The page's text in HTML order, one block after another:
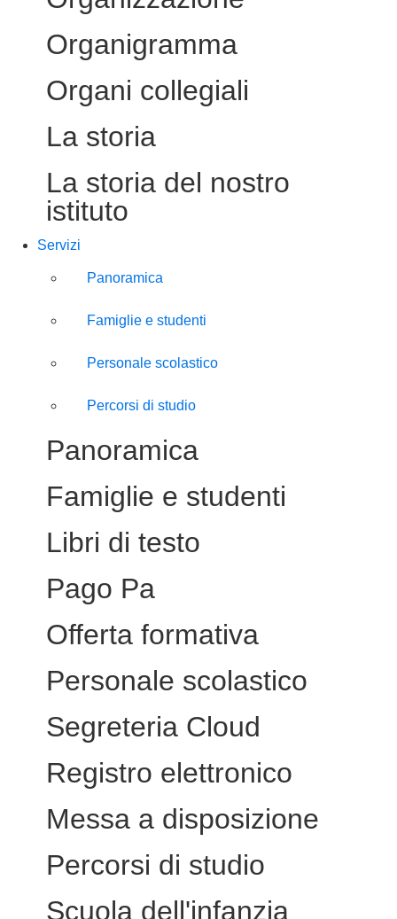
Organigramma
Organi collegiali
La storia
La storia del nostro
istituto
Servizi
Panoramica
Famiglie e studenti
Personale scolastico
Percorsi di studio
Panoramica
Famiglie e studenti
Libri di testo
Pago Pa
Offerta formativa
Personale scolastico
Segreteria Cloud
Registro elettronico
Messa a disposizione
Percorsi di studio
Scuola dell'infanzia